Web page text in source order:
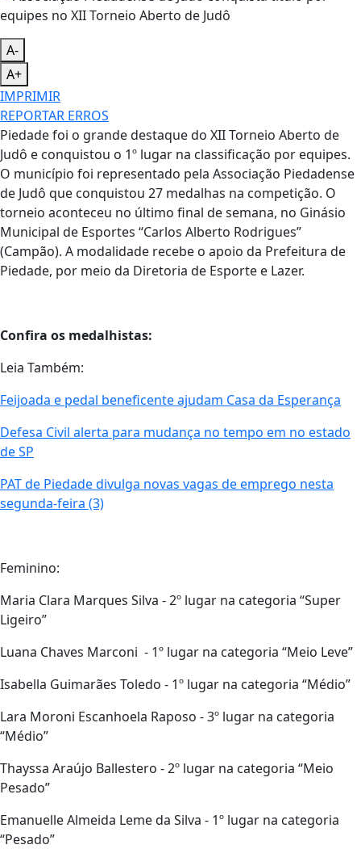
A-
A+
IMPRIMIR
REPORTAR ERROS
Piedade foi o grande destaque do XII Torneio Aberto de
Judô e conquistou o 1º lugar na classificação por equipes.
O município foi representado pela Associação Piedadense
de Judô que conquistou 27 medalhas na competição. O
torneio aconteceu no último final de semana, no Ginásio
Municipal de Esportes “Carlos Alberto Rodrigues”
(Campão). A modalidade recebe o apoio da Prefeitura de
Piedade, por meio da Diretoria de Esporte e Lazer.
Confira os medalhistas:
Leia Também:
Feijoada e pedal beneficente ajudam Casa da Esperança
Defesa Civil alerta para mudança no tempo em no estado
de SP
PAT de Piedade divulga novas vagas de emprego nesta
segunda-feira (3)
Feminino:
Maria Clara Marques Silva - 2º lugar na categoria “Super
Ligeiro”
Luana Chaves Marconi - 1º lugar na categoria “Meio Leve”
Isabella Guimarães Toledo - 1º lugar na categoria “Médio”
Lara Moroni Escanhoela Raposo - 3º lugar na categoria
“Médio”
Thayssa Araújo Ballestero - 2º lugar na categoria “Meio
Pesado”
Emanuelle Almeida Leme da Silva - 1º lugar na categoria
“Pesado”